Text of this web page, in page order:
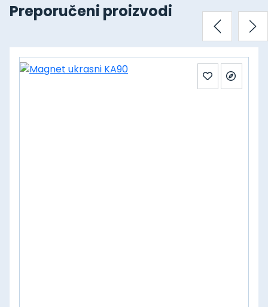
Preporučeni proizvodi